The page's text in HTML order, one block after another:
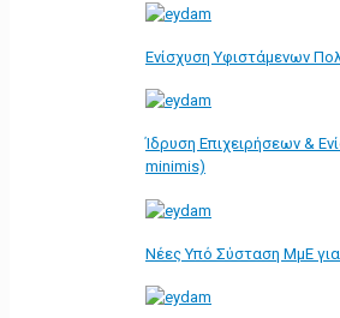
Ενίσχυση Υφιστάμενων
Ίδρυση Επιχειρήσεων &
minimis)
Νέες Υπό Σύσταση ΜμΕ